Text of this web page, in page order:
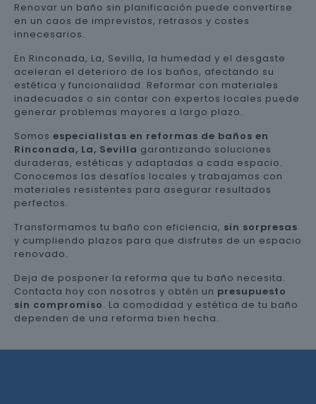
Renovar un baño sin planificación puede convertirse
en un caos de imprevistos, retrasos y costes
innecesarios.
En Rinconada, La, Sevilla, la humedad y el desgaste
aceleran el deterioro de los baños, afectando su
estética y funcionalidad. Reformar con materiales
inadecuados o sin contar con expertos locales puede
generar problemas mayores a largo plazo.
Somos especialistas en reformas de baños en
Rinconada, La, Sevilla garantizando soluciones
duraderas, estéticas y adaptadas a cada espacio.
Conocemos los desafíos locales y trabajamos con
materiales resistentes para asegurar resultados
perfectos.
Transformamos tu baño con eficiencia, sin sorpresas
y cumpliendo plazos para que disfrutes de un espacio
renovado.
Deja de posponer la reforma que tu baño necesita.
Contacta hoy con nosotros y obtén un presupuesto
sin compromiso. La comodidad y estética de tu baño
dependen de una reforma bien hecha.